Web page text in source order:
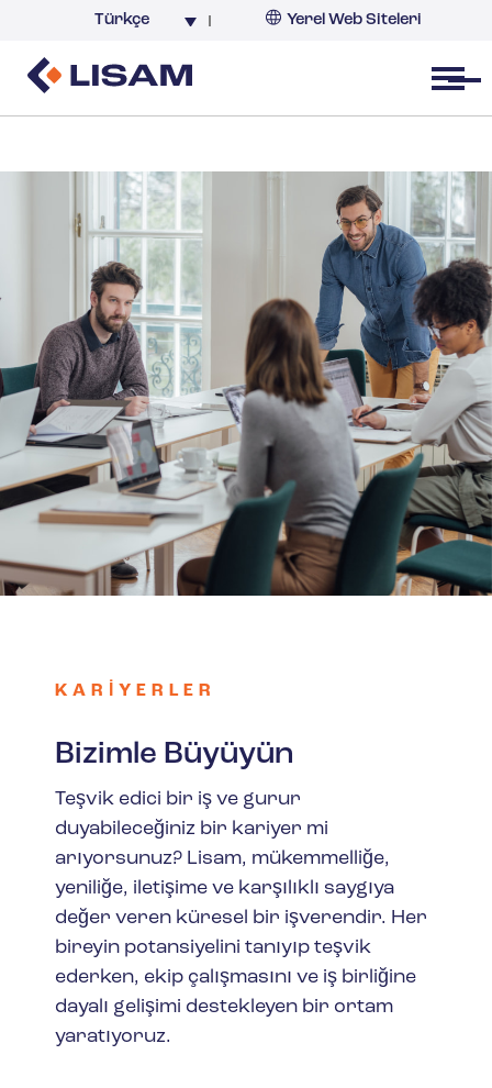
Türkçe Yerel Web Siteleri
Open menu
KARIYERLER
Bizimle Büyüyün
Teşvik edici bir iş ve gurur
duyabileceğiniz bir kariyer mi
arıyorsunuz? Lisam, mükemmelliğe,
yeniliğe, iletişime ve karşılıklı saygıya
değer veren küresel bir işverendir. Her
bireyin potansiyelini tanıyıp teşvik
ederken, ekip çalışmasını ve iş birliğine
dayalı gelişimi destekleyen bir ortam
yaratıyoruz.